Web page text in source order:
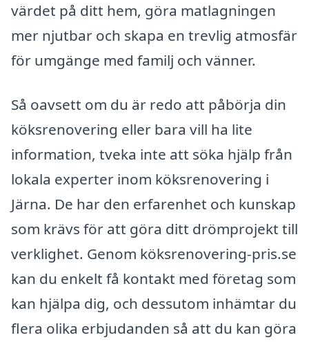
värdet på ditt hem, göra matlagningen
mer njutbar och skapa en trevlig atmosfär
för umgänge med familj och vänner.
Så oavsett om du är redo att påbörja din
köksrenovering eller bara vill ha lite
information, tveka inte att söka hjälp från
lokala experter inom köksrenovering i
Järna. De har den erfarenhet och kunskap
som krävs för att göra ditt drömprojekt till
verklighet. Genom köksrenovering-pris.se
kan du enkelt få kontakt med företag som
kan hjälpa dig, och dessutom inhämtar du
flera olika erbjudanden så att du kan göra